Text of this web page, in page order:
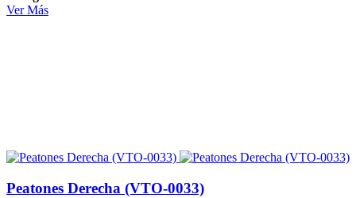
Ver Más
Peatones Derecha (VTO-0033)